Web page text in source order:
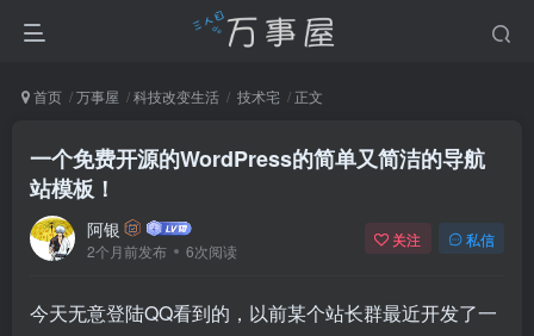
首页 万事屋 科技改变生活 技术宅 正文
一个免费开源的WordPress的简单又简洁的导航
站模板！
阿银
2个月前发布 6次阅读
关注 私信
今天无意登陆QQ看到的，以前某个站长群最近开发了一